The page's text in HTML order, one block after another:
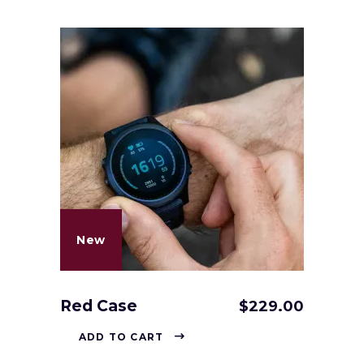
New
Red Case $229.00
ADD TO CART